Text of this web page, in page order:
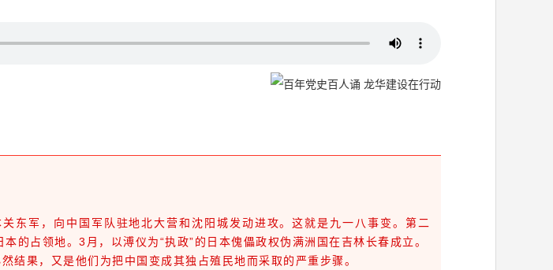
军，向中国军队驻地北大营和沈阳城发动进攻。这就是九一八事变。第二
的占领地。3月，以溥仪为“执政”的日本傀儡政权伪满洲国在吉林长春成立。
果，又是他们为把中国变成其独占殖民地而采取的严重步骤。